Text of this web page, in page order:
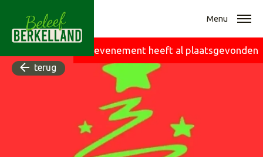
Menu
Dit evenement heeft al plaatsgevonden
terug